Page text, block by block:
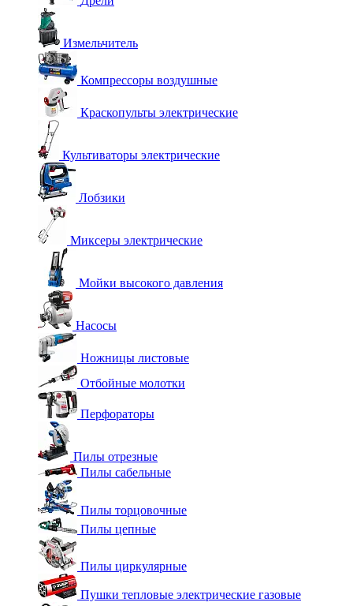
Измельчитель
Компрессоры воздушные
Краскопульты электрические
Культиваторы электрические
Лобзики
Миксеры электрические
Мойки высокого давления
Насосы
Ножницы листовые
Отбойные молотки
Перфораторы
Пилы отрезные
Пилы сабельные
Пилы торцовочные
Пилы цепные
Пилы циркулярные
Пушки тепловые электрические газовые